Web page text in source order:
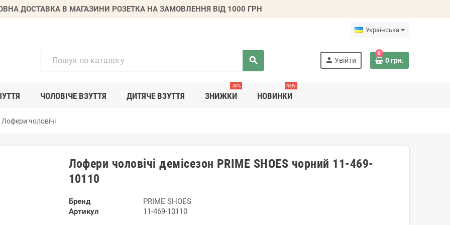
ДОСТАВКА В МАГАЗИНИ РОЗЕТКА НА ЗАМОВЛЕННЯ ВІД 1000 ГРН
Українська
search person Увійти
0
0 грн.
ЧОЛОВІЧЕ ВЗУТТЯ ДИТЯЧЕ ВЗУТТЯ ЗНИЖКИ
-50%
НОВИНКИ
NEW
Лофери чоловічі
Лофери чоловічі демісезон PRIME SHOES чорний 11-469-
10110
Бренд
PRIME SHOES
Артикул
11-469-10110